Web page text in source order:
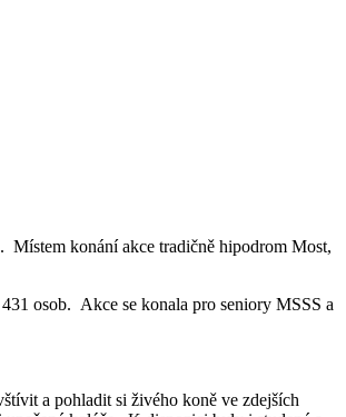
Místem konání akce tradičně hipodrom Most,
osob. Akce se konala pro seniory MSSS a
a pohladit si živého koně ve zdejších